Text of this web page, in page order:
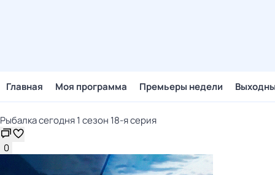
Главная Моя программа Премьеры недели
Рыбалка сегодня 1 сезон 18-я серия
0